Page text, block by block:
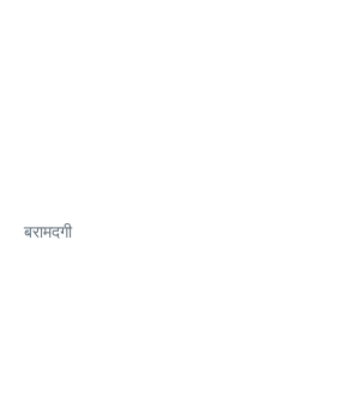
बरामदगी